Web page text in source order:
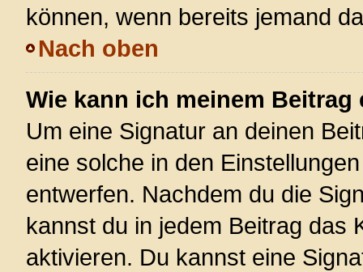
können, wenn bereits jemand
Nach oben
Wie kann ich meinem
Um eine Signatur an deinen
eine solche in den
entwerfen. Nachdem du die
kannst du in jedem Beitrag das
aktivieren. Du kannst eine